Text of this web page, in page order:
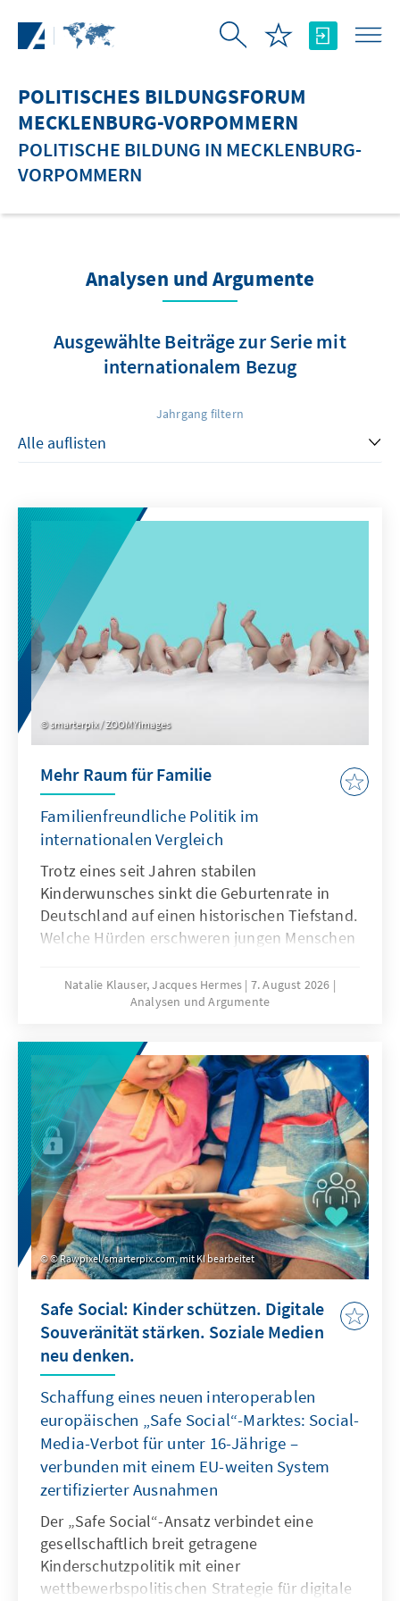
POLITISCHES BILDUNGSFORUM
MECKLENBURG-VORPOMMERN
POLITISCHE BILDUNG IN MECKLENBURG-
VORPOMMERN
Analysen und Argumente
Ausgewählte Beiträge zur Serie mit
internationalem Bezug
Jahrgang filtern
smarterpix / ZOOMYimages
Mehr Raum für Familie
Familienfreundliche Politik im
internationalen Vergleich
Trotz eines seit Jahren stabilen
Kinderwunsches sinkt die Geburtenrate in
Deutschland auf einen historischen Tiefstand.
Welche Hürden erschweren jungen Menschen
Rahmenbedingungen können dazu beitragen,
dass mehr Kinderwünsche verwirklicht
ein Vergleich familienpolitischer Ansätze
verschiedener Länder liefern Hinweise für
eine bedarfsgerechte Weiterentwicklung der
Familienpolitik in Deutschland.
Natalie Klauser, Jacques Hermes 7. August 2026
Analysen und Argumente
© Rawpixel/smarterpix.com, mit KI bearbeitet
Safe Social: Kinder schützen. Digitale
Souveränität stärken. Soziale Medien
neu denken.
Schaffung eines neuen interoperablen
europäischen „Safe Social“-Marktes: Social-
Media-Verbot für unter 16-Jährige –
verbunden mit einem EU-weiten System
zertifizierter Ausnahmen
Der „Safe Social“-Ansatz verbindet eine
gesellschaftlich breit getragene
Kinderschutzpolitik mit einer
wettbewerbspolitischen Strategie für digitale